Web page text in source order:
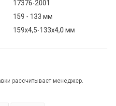
17376-2001
159 - 133 мм
159х4,5-133х4,0 мм
рассчитывает менеджер.